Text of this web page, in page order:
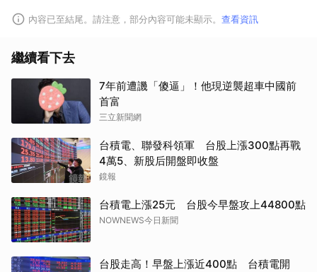
內容已至結尾。請注意，部分內容可能未顯示。 查看資訊
繼續看下去
7年前遭譏「傻逼」！他現逆襲超車中國前
首富
三立新聞網
台積電、聯發科領軍 台股上漲300點再戰
4萬5、新股后開盤即收盤
鏡報
台積電上漲25元 台股今早盤攻上44800點
NOWNEWS今日新聞
台股走高！早盤上漲近400點 台積電開